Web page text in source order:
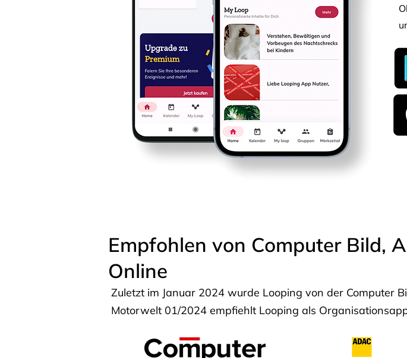
Empfohlen von Computer Bild,
Online
Zuletzt im Januar 2024 wurde Looping von der Computer
Motorwelt 01/2024 empfiehlt Looping als